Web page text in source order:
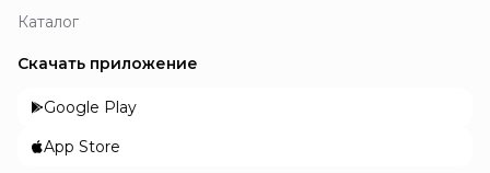
Каталог
Скачать приложение
Google Play
App Store